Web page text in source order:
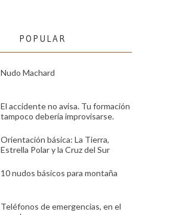
POPULAR
Nudo Machard
El accidente no avisa. Tu formación
tampoco debería improvisarse.
Orientación básica: La Tierra,
Estrella Polar y la Cruz del Sur
10 nudos básicos para montaña
Teléfonos de emergencias, en el